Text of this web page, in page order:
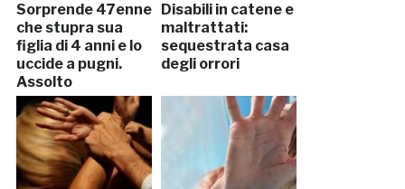
Sorprende 47enne
che stupra sua
figlia di 4 anni e lo
uccide a pugni.
Assolto
Disabili in catene e
maltrattati:
sequestrata casa
degli orrori